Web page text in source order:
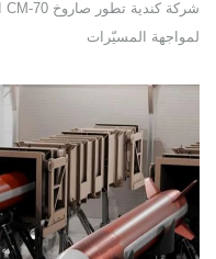
لمواجهة المسيّرات